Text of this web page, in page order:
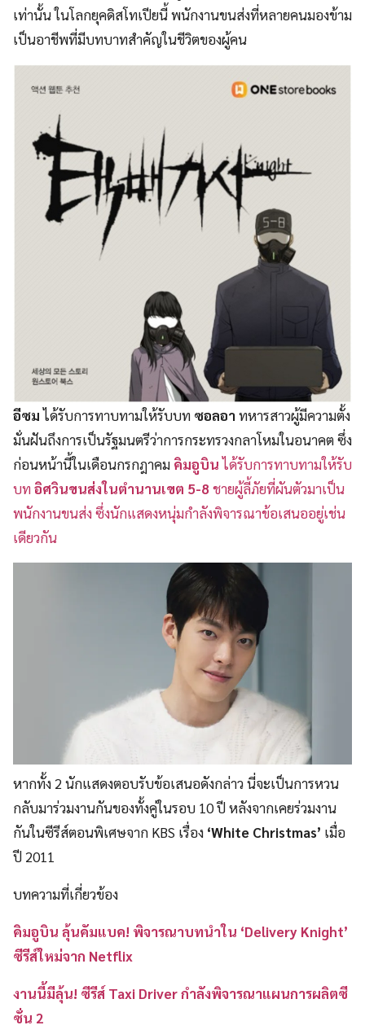
เท่านั้น ในโลกยุคดิสโทเปียนี้ พนักงานขนส่งที่หลายคนมองข้าม
เป็นอาชีพที่มีบทบาทสำคัญในชีวิตของผู้คน
อีซมได้รับการทาบทามให้รับบท ซอลอาทหารสาวผู้มีความตั้ง
มั่นฝันถึงการเป็นรัฐมนตรีว่าการกระทรวงกลาโหมในอนาคต ซึ่ง
ก่อนหน้านี้ในเดือนกรกฎาคม คิมอูบินได้รับการทาบทามให้รับ
บท อิศวินขนส่งในตำนานเขต 5-8ชายผู้ลี้ภัยที่ผันตัวมาเป็น
พนักงานขนส่ง ซึ่งนักแสดงหนุ่มกำลังพิจารณาข้อเสนออยู่เช่น
เดียวกัน
หากทั้ง 2 นักแสดงตอบรับข้อเสนอดังกล่าว นี่จะเป็นการหวน
กลับมาร่วมงานกันของทั้งคู่ในรอบ 10 ปี หลังจากเคยร่วมงาน
กันในซีรีส์ตอนพิเศษจาก KBS เรื่อง ‘White Christmas’ เมื่อ
ปี 2011
บทความที่เกี่ยวข้อง
คิมอูบิน ลุ้นคัมแบค! พิจารณาบทนำใน ‘Delivery Knight’
ซีรีส์ใหม่จาก Netflix
งานนี้มีลุ้น! ซีรีส์ Taxi Driver กำลังพิจารณาแผนการผลิตซี
ซั่น 2